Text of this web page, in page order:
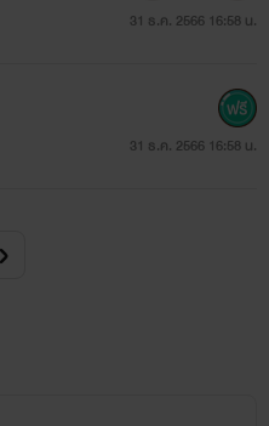
31 ธ.ค. 2566 16:58 น.
31 ธ.ค. 2566 16:58 น.